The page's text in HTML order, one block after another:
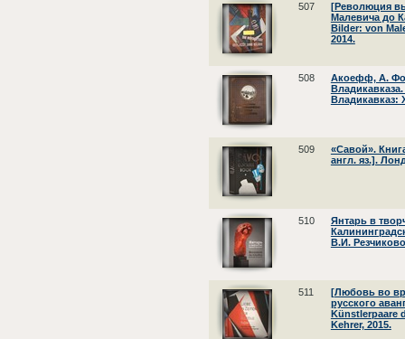
507
[Революция
Малевича до
Bilder: von
2014.
508
Акоефф, А.
Владикавказ:
509
«Савой».
англ. яз.].
510
Янтарь в
В.И.
511
[Любовь во
русского
Künstlerpaare
Kehrer, 2015.